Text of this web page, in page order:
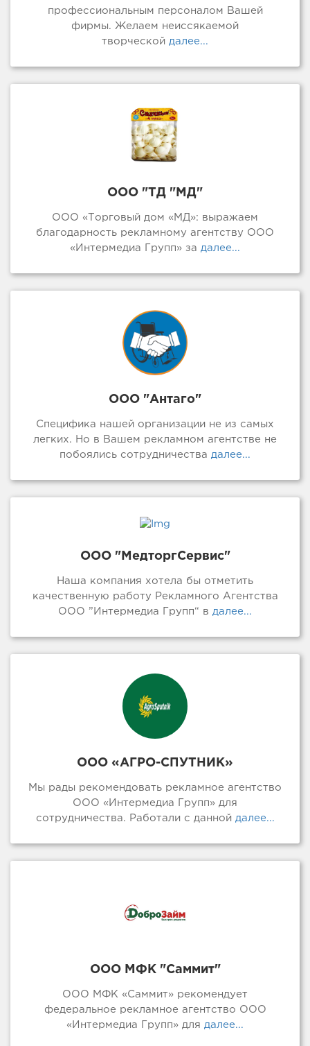
профессиональным персоналом Вашей
фирмы. Желаем неиссякаемой
творческой далее...
ООО "ТД "МД"
ООО «Торговый дом «МД»: выражаем
благодарность рекламному агентству ООО
«Интермедиа Групп» за далее...
ООО "Антаго"
Специфика нашей организации не из самых
легких. Но в Вашем рекламном агентстве не
побоялись сотрудничества далее...
ООО "МедторгСервис"
Наша компания хотела бы отметить
качественную работу Рекламного Агентства
ООО ”Интермедиа Групп“ в далее...
ООО «АГРО-СПУТНИК»
Мы рады рекомендовать рекламное агентство
ООО «Интермедиа Групп» для
сотрудничества. Работали с даннойдалее...
ООО МФК "Саммит"
ООО МФК «Саммит» рекомендует
федеральное рекламное агентство ООО
«Интермедиа Групп» для далее...